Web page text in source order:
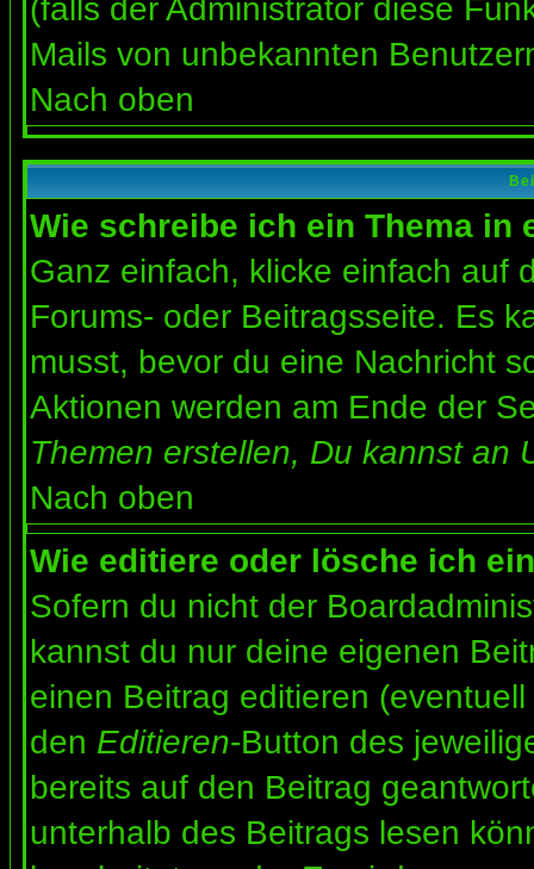
(falls der Administrator diese
Mails von unbekannten
Nach oben
Wie schreibe ich ein Thema in
Ganz einfach, klicke einfach auf
Forums- oder Beitragsseite. Es
musst, bevor du eine Nachricht
Aktionen werden am Ende der
Themen erstellen, Du kannst an
Nach oben
Wie editiere oder lösche ich
Sofern du nicht der
kannst du nur deine eigenen
einen Beitrag editieren
den Editieren-Button des
bereits auf den Beitrag
unterhalb des Beitrags lesen